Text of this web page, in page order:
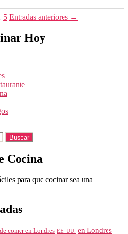
5 Entradas anteriores →
Hoy
Cocina
para que cocinar sea una
comer en Londres EE. UU. en Londres